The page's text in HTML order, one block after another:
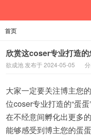
首页
欣赏这coser专业打造
欲成池 发布于 2024-05-05 分
大家一定要关注博主您
位coser专业打造的“蛋
在不经意间孵化出更多
能够感受到博主您的蛋